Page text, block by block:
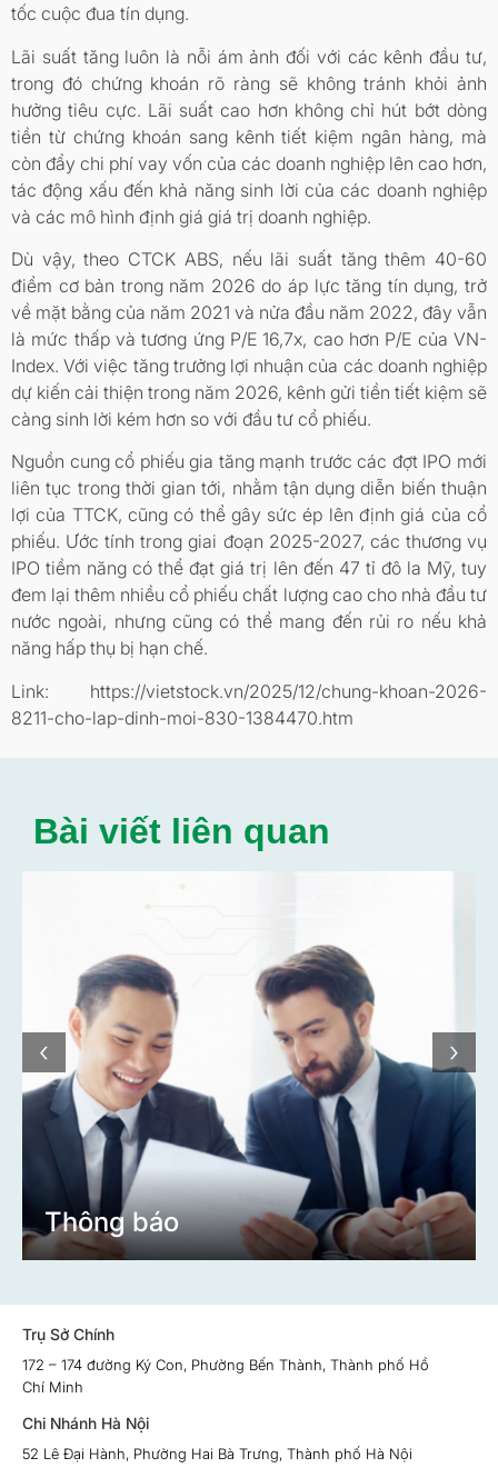
tốc cuộc đua tín dụng.
Lãi suất tăng luôn là nỗi ám ảnh đối với các kênh đầu tư,
trong đó chứng khoán rõ ràng sẽ không tránh khỏi ảnh
hưởng tiêu cực. Lãi suất cao hơn không chỉ hút bớt dòng
tiền từ chứng khoán sang kênh tiết kiệm ngân hàng, mà
còn đẩy chi phí vay vốn của các doanh nghiệp lên cao hơn,
tác động xấu đến khả năng sinh lời của các doanh nghiệp
và các mô hình định giá giá trị doanh nghiệp.
Dù vậy, theo CTCK ABS, nếu lãi suất tăng thêm 40-60
điểm cơ bản trong năm 2026 do áp lực tăng tín dụng, trở
về mặt bằng của năm 2021 và nửa đầu năm 2022, đây vẫn
là mức thấp và tương ứng P/E 16,7x, cao hơn P/E của VN-
Index. Với việc tăng trưởng lợi nhuận của các doanh nghiệp
dự kiến cải thiện trong năm 2026, kênh gửi tiền tiết kiệm sẽ
càng sinh lời kém hơn so với đầu tư cổ phiếu.
Nguồn cung cổ phiếu gia tăng mạnh trước các đợt IPO mới
liên tục trong thời gian tới, nhằm tận dụng diễn biến thuận
lợi của TTCK, cũng có thể gây sức ép lên định giá của cổ
phiếu. Ước tính trong giai đoạn 2025-2027, các thương vụ
IPO tiềm năng có thể đạt giá trị lên đến 47 tỉ đô la Mỹ, tuy
đem lại thêm nhiều cổ phiếu chất lượng cao cho nhà đầu tư
nước ngoài, nhưng cũng có thể mang đến rủi ro nếu khả
năng hấp thụ bị hạn chế.
Link: https://vietstock.vn/2025/12/chung-khoan-2026-
8211-cho-lap-dinh-moi-830-1384470.htm
Bài viết liên quan
Thông báo
‹ ›
Trụ Sở Chính
172 – 174 đường Ký Con, Phường Bến Thành, Thành phố Hồ
Chí Minh
Chi Nhánh Hà Nội
52 Lê Đại Hành, Phường Hai Bà Trưng, Thành phố Hà Nội